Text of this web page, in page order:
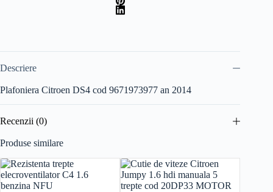
Descriere
Plafoniera Citroen DS4 cod 9671973977 an 2014
Recenzii (0)
Produse similare